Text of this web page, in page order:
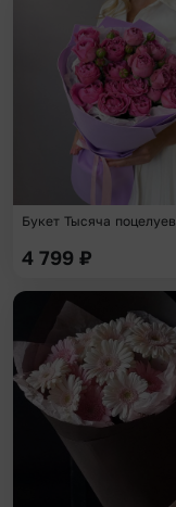
Букет Тысяча поцелуев
4 799 ₽